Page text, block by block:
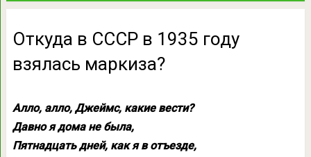
Откуда в СССР в 1935 году
взялась маркиза?
Алло, алло, Джеймс, какие вести?
Давно я дома не была,
Пятнадцать дней, как я в отъезде,